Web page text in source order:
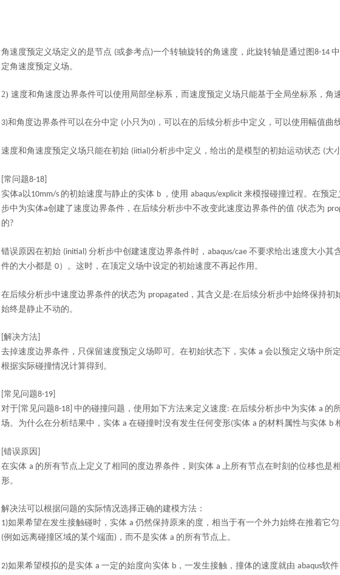
角速度预定义场定义的是节点 (或参考点)一个转轴旋转的角速度，此旋转轴是通过图 8-14
定角速度预定义场。
2) 速度和角速度边界条件可以使用局部坐标系，而速度预定义场只能基于全局坐标系，角
3)和角度边界条件可以在分中定 (小只为0) ，可以在的后续分析步中定义，可以使用幅值曲线
速度和角速度预定义场只能在初始 (iitial)分析步中定义，给出的是模型的初始运动状态 (大
常问题8-18
实体a 以10mm/s 的初始速度与静止的实体 b ，使用 abaqus/explicit 来模报碰撞过程。在预
步中为实体a创建了速度边界条件，在后续分析步中不改变此速度边界条件的值 (状态为
的?
错误原因在初始 (initial) 分析步中创建速度边界条件时， abaqus/cae 不要求给出速度大小其
件的大小都是 0） 。这时，在顶定义场中设定的初始速度不再起作用。
在后续分析步中速度边界条件的状态为 propagated ，其含义是:在后续分析步中始终保持初
始终是静止不动的。
解决方法
去掉速度边界条件，只保留速度预定义场即可。在初始状态下，实体 a 会以预定义场中所
根据实际碰撞情况计算得到。
常见问题8-19]
对于 常见问题8-18] 中的碰撞问题，使用如下方法来定义速度: 在后续分析步中为实体 a 的
场。为什么在分析结果中，实体 a 在碰撞时没有发生任何变形(实体 a 的材料属性与实体 b
错误原因
在实体 a 的所有节点上定义了相同的度边界条件，则实体 a 上所有节点在时刻的位移也是
形。
解决法可以根据问题的实际情况选择正确的建模方法：
1)如果希望在发生接触碰时，实体 a 仍然保持原来的度，相当于有一个外力始终在推着它
(例如远离碰撞区域的某个端面) ，而不是实体 a 的所有节点上。
2)如果希望模拟的是实体 a 一定的始度向实体 b ，一发生接触，撞体的速度就由 abaqus软件